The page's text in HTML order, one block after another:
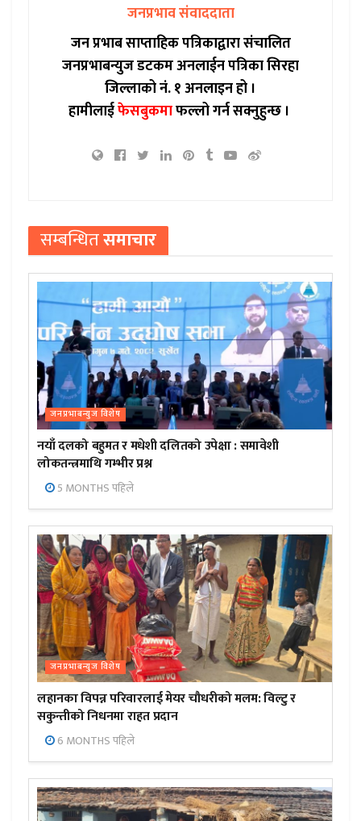
जनप्रभाव संवाददाता
जन प्रभाब साप्ताहिक पत्रिकाद्वारा संचालित
जनप्रभाबन्युज डटकम अनलाईन पत्रिका सिरहा
जिल्लाको नं. १ अनलाइन हो ।
हामीलाईफेसबुकमाफल्लो गर्न सक्नुहुन्छ ।
सम्बन्धितसमाचार
जनप्रभाबन्युज विशेष
नयाँ दलको बहुमत र मधेशी दलितको उपेक्षा : समावेशी
लोकतन्त्रमाथि गम्भीर प्रश्न
5 MONTHS पहिले
जनप्रभाबन्युज विशेष
लहानका विपन्न परिवारलाई मेयर चौधरीको मलम: विल्टु र
सकुन्तीको निधनमा राहत प्रदान
6 MONTHS पहिले